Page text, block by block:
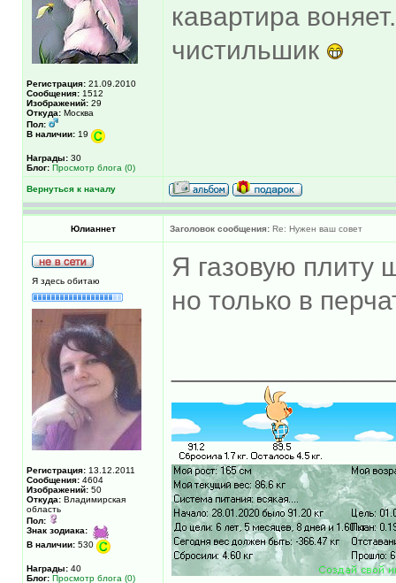
Регистрация: 21.09.2010
Сообщения: 1512
Изображений: 29
Откуда: Москва
Пол:
В наличии: 19
Награды: 30
Блог: Просмотр блога (0)
кавартира
чистильшик
Вернуться к началу
Юлианнет Заголовок сообщения: Re: Нужен ваш совет
Я здесь обитаю
Регистрация: 13.12.2011
Сообщения: 4604
Изображений: 50
Откуда: Владимирская
область
Пол:
Знак зодиака:
В наличии: 530
Награды: 40
Блог: Просмотр блога (0)
Я газовую плиту
но только в